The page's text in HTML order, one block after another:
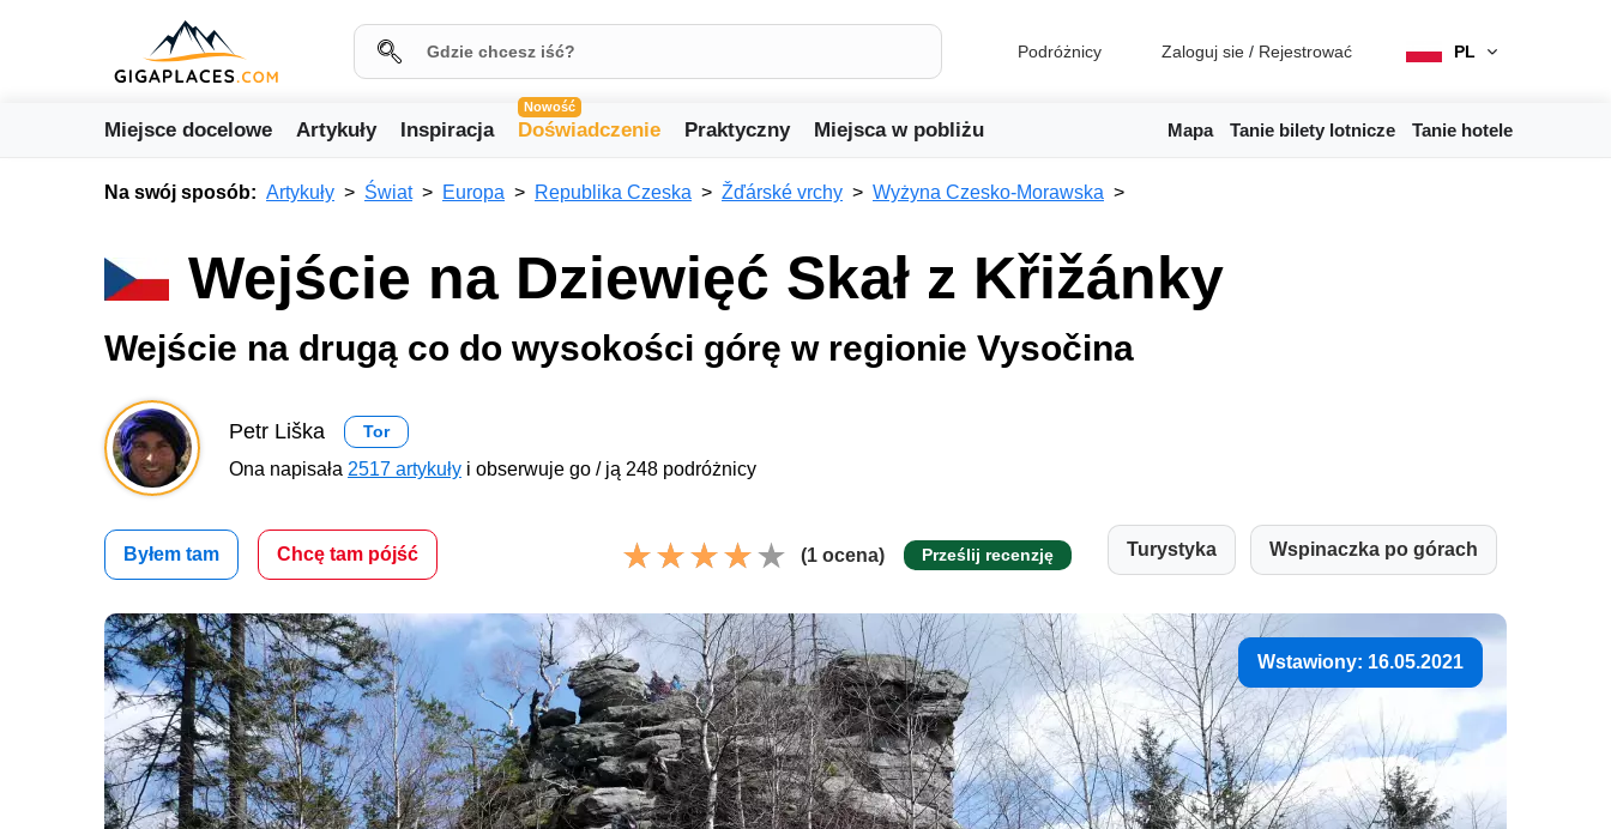
Podróżnicy Zaloguj sie / Rejestrować PL
Miejsce docelowe Artykuły Inspiracja
Nowość
Doświadczenie Praktyczny Miejsca w pobliżu Mapa Tanie bilety lotnicze Tanie hotele
Na swój sposób: Artykuły Świat Europa Republika Czeska Žďárské vrchy Wyżyna Czesko-Morawska
Wejście na Dziewięć Skał z Křižánky
Wejście na drugą co do wysokości górę w regionie Vysočina
Petr Liška Tor
Ona napisała 2517 artykuły i obserwuje go / ją 248 podróżnicy
Byłem tam Chcę tam pójść (1 ocena) Prześlij recenzję Turystyka Wspinaczka po górach
Wstawiony: 16.05.2021